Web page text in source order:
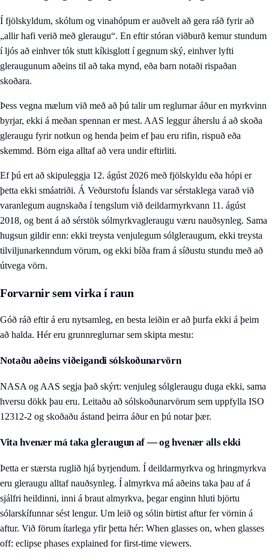
Í fjölskyldum, skólum og vinahópum er auðvelt að gera ráð fyrir að
„allir hafi verið með gleraugu“. En eftir stóran viðburð kemur stundum
í ljós að einhver tók stutt kíkisglott í gegnum ský, einhver lyfti
gleraugunum aðeins til að taka mynd, eða barn notaði rispaðan
skoðara.
Þess vegna mælum við með að þú talir um reglurnar áður en myrkvinn
byrjar, ekki á meðan spennan er mest. AAS leggur áherslu á að skoða
gleraugu fyrir notkun og henda þeim ef þau eru rifin, rispuð eða
skemmd. Börn eiga alltaf að vera undir eftirliti.
Ef þú ert að skipuleggja 12. ágúst 2026 með fjölskyldu eða hópi er
þetta ekki smáatriði. Á Veðurstofu Íslands var sérstaklega varað við
varanlegum augnskaða í tengslum við deildarmyrkvann 11. ágúst
2018, og bent á að sérstök sólmyrkvagleraugu væru nauðsynleg. Sama
hugsun gildir enn: ekki treysta venjulegum sólgleraugum, ekki treysta
tilviljunarkenndum vörum, og ekki bíða fram á síðustu stundu með að
útvega vörn.
Forvarnir sem virka í raun
Góð ráð eftir á eru nytsamleg, en besta leiðin er að þurfa ekki á þeim
að halda. Hér eru grunnreglurnar sem skipta mestu:
Notaðu aðeins viðeigandi sólskoðunarvörn
NASA og AAS segja það skýrt: venjuleg sólgleraugu duga ekki, sama
hversu dökk þau eru. Leitaðu að sólskoðunarvörum sem uppfylla ISO
12312-2 og skoðaðu ástand þeirra áður en þú notar þær.
Vita hvenær má taka gleraugun af — og hvenær alls ekki
Þetta er stærsta ruglið hjá byrjendum. Í deildarmyrkva og hringmyrkva
eru gleraugu alltaf nauðsynleg. Í almyrkva má aðeins taka þau af á
sjálfri heildinni, inni á braut almyrkva, þegar enginn hluti björtu
sólarskífunnar sést lengur. Um leið og sólin birtist aftur fer vörnin á
aftur. Við förum ítarlega yfir þetta hér: When glasses on, when glasses
off: eclipse phases explained for first-time viewers.